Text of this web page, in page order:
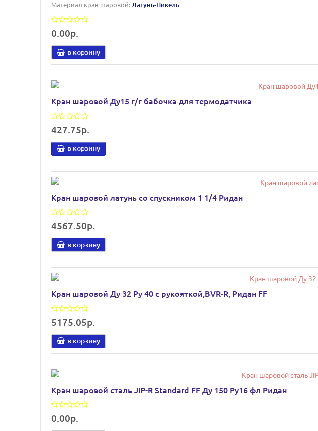
Материал кран шаровой:Латунь-Никель
0.00р.
в корзину
Кран шаровой Ду15 г/г бабочка для термодатчика
427.75р.
в корзину
Кран шаровой латунь со спускником 1 1/4 Ридан
4567.50р.
в корзину
Кран шаровой Ду 32 Pу 40 с рукояткой,BVR-R, Ридан FF
5175.05р.
в корзину
Кран шаровой сталь JiP-R Standard FF Ду 150 Ру16 фл Ридан
0.00р.